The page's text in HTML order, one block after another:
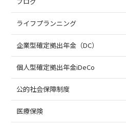
ライフプランニング
企業型確定拠出年金（DC）
個人型確定拠出年金iDeCo
公的社会保障制度
医療保険